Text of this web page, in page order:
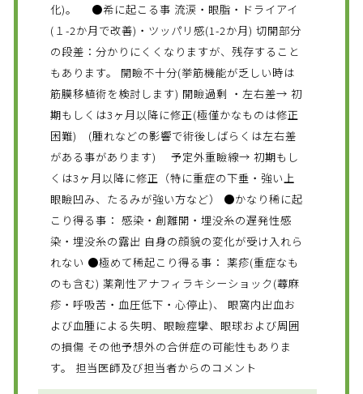
化)。 ●希に起こる事 流涙・眼脂・ドライアイ
(１-2か月で改善)・ツッパリ感(1-2か月) 切開部分
の段差：分かりにくくなりますが、残存すること
もあります。 開瞼不十分(挙筋機能が乏しい時は
筋膜移植術を検討します) 開瞼過剰 ・左右差→ 初
期もしくは3ヶ月以降に修正(極僅かなものは修正
困難) (腫れなどの影響で術後しばらくは左右差
がある事があります) 予定外重瞼線→ 初期もし
くは3ヶ月以降に修正（特に重症の下垂・強い上
眼瞼凹み、たるみが強い方など） ●かなり稀に起
こり得る事： 感染・創離開・埋没糸の遅発性感
染・埋没糸の露出 自身の顔貌の変化が受け入れら
れない ●極めて稀起こり得る事： 薬疹(重症なも
のも含む) 薬剤性アナフィラキシーショック(蕁麻
疹・呼吸苦・血圧低下・心停止)、 眼窩内出血お
よび血腫による失明、眼瞼痙攣、眼球および周囲
の損傷 その他予想外の合併症の可能性もありま
す。 担当医師及び担当者からのコメント